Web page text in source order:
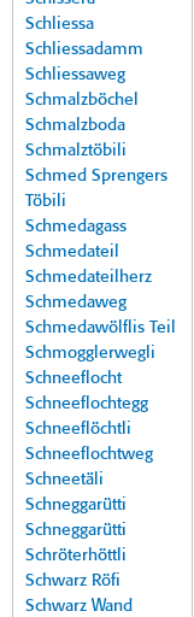
Schliessa
Schliessadamm
Schliessaweg
Schmalzböchel
Schmalzboda
Schmalztöbili
Schmed Sprengers
Töbili
Schmedagass
Schmedateil
Schmedateilherz
Schmedaweg
Schmedawölflis Teil
Schmogglerwegli
Schneeflocht
Schneeflochtegg
Schneeflöchtli
Schneeflochtweg
Schneetäli
Schneggarütti
Schneggarütti
Schröterhöttli
Schwarz Röfi
Schwarz Wand